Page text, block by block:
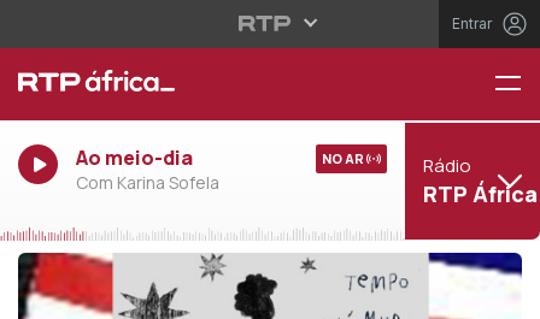
Entrar
Ao meio-dia
Com Karina Sofela
NO AR Rádio
RTP África